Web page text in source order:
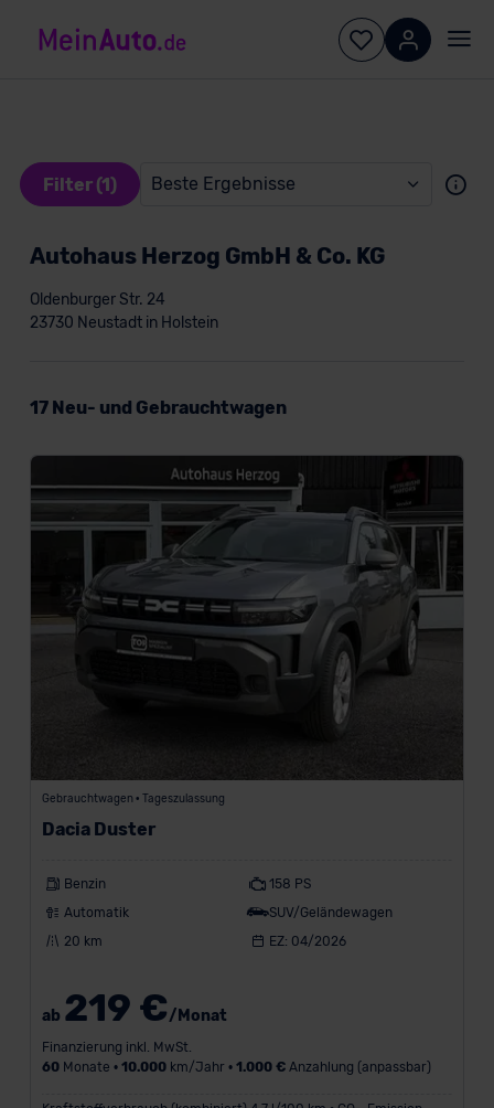
Filter (1) Beste Ergebnisse
Autohaus Herzog GmbH & Co. KG
Oldenburger Str. 24
23730 Neustadt in Holstein
Konditionen
Privatkunde
Gewerbekunde
l
t
e
n
Leasing
Finanzierung
a
u
17 Neu- und Gebrauchtwagen
Gebrauchtwagen • Tageszulassung
Dacia Duster
Benzin
158 PS
Automatik
SUV/Geländewagen
20 km
EZ: 04/2026
ab 219 €/Monat
Finanzierung inkl. MwSt.
60Monate • 10.000km/Jahr • 1.000 €Anzahlung (anpassbar)